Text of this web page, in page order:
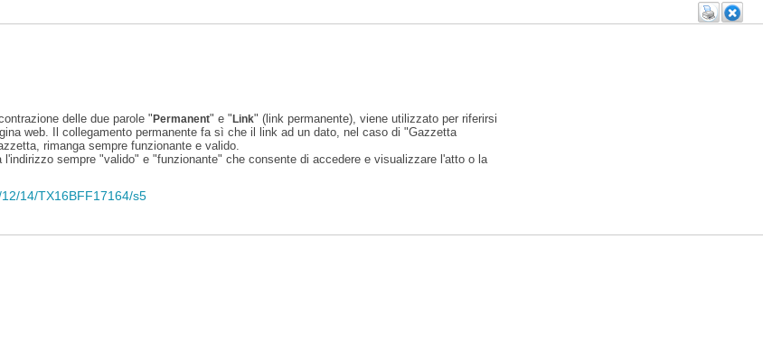
delle due parole "Permanent" e "Link" (link permanente), viene utilizzato per riferirsi
web. Il collegamento permanente fa sì che il link ad un dato, nel caso di "Gazzetta
rimanga sempre funzionante e valido.
l'indirizzo sempre "valido" e "funzionante" che consente di accedere e visualizzare l'atto o la
14/TX16BFF17164/s5